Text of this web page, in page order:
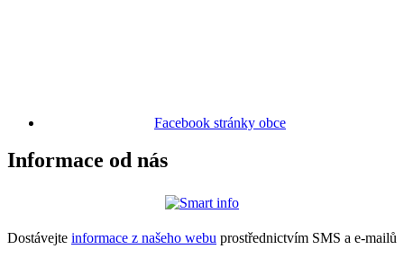
Facebook stránky obce
Informace od nás
Dostávejte informace z našeho webu prostřednictvím SMS a e-mailů